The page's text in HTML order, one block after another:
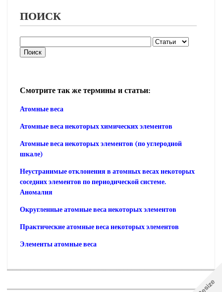
ПОИСК
Смотрите так же термины и статьи:
Атомные веса
Атомные веса некоторых химических элементов
Атомные веса некоторых элементов (по углеродной
шкале)
Неустранимые отклонения в атомных весах некоторых
соседних элементов по периодической системе.
Аномалия
Округленные атомные веса некоторых элементов
Практические атомные веса некоторых элементов
Элементы атомные веса